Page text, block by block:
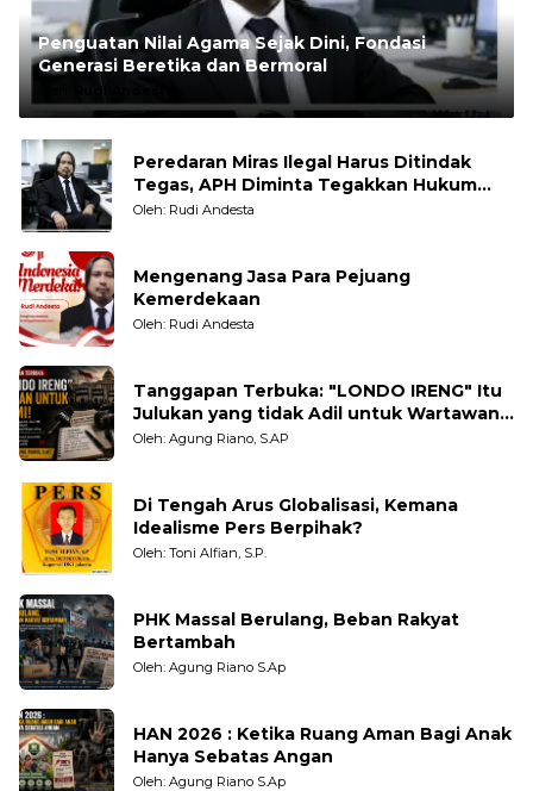
Penguatan Nilai Agama Sejak Dini, Fondasi
Generasi Beretika dan Bermoral
Rudi Andesta
Peredaran Miras Ilegal Harus Ditindak
Tegas, APH Diminta Tegakkan Hukum
Tanpa Pandang Bulu
Oleh: Rudi Andesta
Mengenang Jasa Para Pejuang
Kemerdekaan
Oleh: Rudi Andesta
Tanggapan Terbuka: "LONDO IRENG" Itu
Julukan yang tidak Adil untuk Wartawan,
Pengamat dan LSM
Oleh: Agung Riano, S.AP
Di Tengah Arus Globalisasi, Kemana
Idealisme Pers Berpihak?
Oleh: Toni Alfian, S.P.
PHK Massal Berulang, Beban Rakyat
Bertambah
Oleh: Agung Riano S.Ap
HAN 2026 : Ketika Ruang Aman Bagi Anak
Hanya Sebatas Angan
Oleh: Agung Riano S.Ap